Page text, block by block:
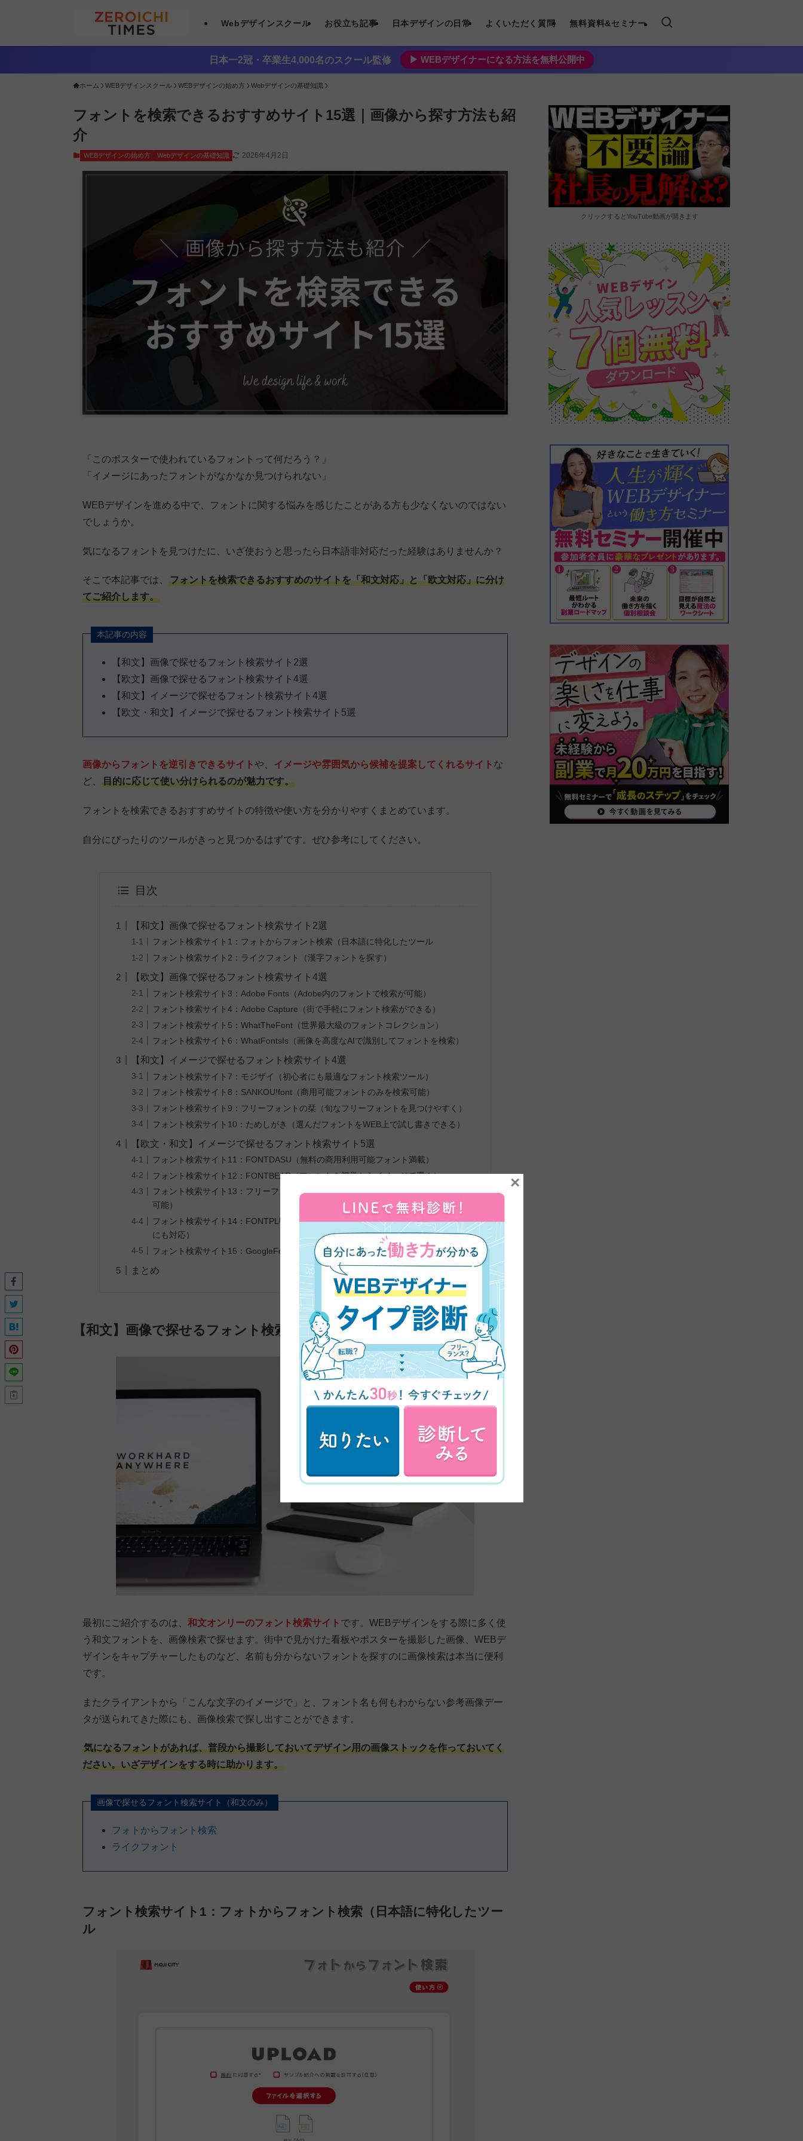
Webデザインスクール お役立ち記事 日本デザインの日常 よくいただく質問 無料資料&セミナー
日本一2冠・卒業生4,000名のスクール監修 ▶︎ WEBデザイナーになる方法を無料公開中
ホーム WEBデザインスクール WEBデザインの始め方 Webデザインの基礎知識
フォントを検索できるおすすめサイト15選｜画像から探す方法も紹
介
WEBデザインの始め方 Webデザインの基礎知識 2026年4月2日
「このポスターで使われているフォントって何だろう？」
「イメージにあったフォントがなかなか見つけられない」
WEBデザインを進める中で、フォントに関する悩みを感じたことがある方も少なくないのではない
でしょうか。
気になるフォントを見つけたに、いざ使おうと思ったら日本語非対応だった経験はありませんか？
そこで本記事では、
フォントを検索できるおすすめのサイトを「和文対応」と「欧文対応」に分け
てご紹介します。
本記事の内容
【和文】画像で探せるフォント検索サイト2選
【欧文】画像で探せるフォント検索サイト4選
【和文】イメージで探せるフォント検索サイト4選
【欧文・和文】イメージで探せるフォント検索サイト5選
画像からフォントを逆引きできるサイトや、 イメージや雰囲気から候補を提案してくれるサイト な
ど、
目的に応じて使い分けられるのが魅力です。
フォントを検索できるおすすめサイトの特徴や使い方を分かりやすくまとめています。
自分にぴったりのツールがきっと見つかるはずです。ぜひ参考にしてください。
目次
【和文】画像で探せるフォント検索サイト2選
フォント検索サイト1：フォトからフォント検索（日本語に特化したツール
フォント検索サイト2：ライクフォント（漢字フォントを探す）
【欧文】画像で探せるフォント検索サイト4選
フォント検索サイト3：Adobe Fonts（Adobe内のフォントで検索が可能）
フォント検索サイト4：Adobe Capture（街で手軽にフォント検索ができる）
フォント検索サイト5：WhatTheFont（世界最大級のフォントコレクション）
フォント検索サイト6：WhatFontsIs（画像を高度なAIで識別してフォントを検索）
【和文】イメージで探せるフォント検索サイト4選
フォント検索サイト7：モジザイ（初心者にも最適なフォント検索ツール）
フォント検索サイト8：SANKOU!font（商用可能フォントのみを検索可能）
フォント検索サイト9：フリーフォントの栞（旬なフリーフォントを見つけやすく）
フォント検索サイト10：ためしがき（選んだフォントをWEB上で試し書きできる）
【欧文・和文】イメージで探せるフォント検索サイト5選
フォント検索サイト11：FONTDASU（無料の商用利用可能フォント満載）
フォント検索サイト12：FONTBEAR（フォントを視覚からイメージで選ぶ）
フォント検索サイト13：フリーフォントケンサク（1500種類以上のフォントから検索
可能）
フォント検索サイト14：FONTPLUS（日本語だけでなく、英語、中国語、韓国語など
にも対応）
フォント検索サイト15：GoogleFonts（欧文は1700種以上、和文対応は60種以上）
まとめ
【和文】 画像で探せるフォント検索サイト2選
最初にご紹介するのは、 和文オンリーのフォント検索サイト です。WEBデザインをする際に多く使
う和文フォントを、画像検索で探せます。街中で見かけた看板やポスターを撮影した画像、WEBデ
ザインをキャプチャーしたものなど、名前も分からないフォントを探すのに画像検索は本当に便利
です。
またクライアントから「こんな文字のイメージで」と、フォント名も何もわからない参考画像デー
タが送られてきた際にも、画像検索で探し出すことができます。
気になるフォントがあれば、普段から撮影しておいてデザイン用の画像ストックを作っておいてく
ださい。いざデザインをする時に助かります。
画像で探せるフォント検索サイト（和文のみ）
フォトからフォント検索
ライクフォント
フォント検索サイト1：フォトからフォント検索（日本語に特化したツー
ル
クリックするとYouTube動画が開きます
×